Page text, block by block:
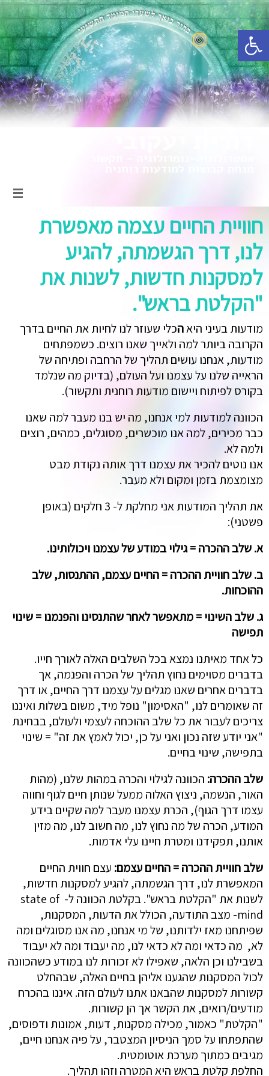
פתח סרגל נגישות
חוויית החיים עצמה מאפשרת
לנו, דרך הגשמתה, להגיע
למסקנות חדשות, לשנות את
"הקלטת בראש".
מודעות בעיני היאהכלי שעוזר לנו לחיות את החיים בדרך
הקרובה ביותר למה ולאייך שאנו רוצים. כשמפתחים
מודעות, אנחנו עושים תהליך של הרחבה ופתיחה של
הראייה שלנו על עצמנו ועל העולם, (בדיוק מה שנלמד
בקורס לפיתוח ויישום מודעות רוחנית ותקשור).
הכוונה למודעות למי אנחנו, מה יש בנו מעבר למה שאנו
כבר מכירים, למה אנו מוכשרים, מסוגלים, כמהים, רוצים
ולמה לא.
אנו נוטים להכיר את עצמנו דרך אותה נקודת מבט
מצומצמת בזמן ומקום ולא מעבר.
את תהליך המודעות אני מחלקת ל- 3 חלקים (באופן
פשטני):
א. שלב ההכרה = גילוי במודע של עצמנו ויכולותינו.
ב. שלב חוויית ההכרה = החיים עצמם, ההתנסות, שלב
ההוכחות.
ג. שלב השינוי = מתאפשר לאחר שהתנסינו והפנמנו = שינוי
תפישה
כל אחד מאיתנו נמצא בכל השלבים האלה לאורך חייו.
בדברים מסוימים נחוץ תהליך של הכרה והפנמה, אך
בדברים אחרים שאנו מגלים על עצמנו דרך החיים, או דרך
זה שאומרים לנו, "האסימון" נופל מיד, משום בשלות ואיננו
צריכים לעבור את כל שלב ההוכחה לעצמי ולעולם, בבחינת
"אני יודע שזה נכון ואני על כן, יכול לאמץ את זה" = שינוי
בתפישה, שינוי בחיים.
שלב ההכרה: הכוונה לגילוי והכרה במהות שלנו, (מהות
האור, הנשמה, ניצוץ האלוה ממעל שנותן חיים לגוף וחווה
עצמו דרך הגוף), הכרת עצמנו מעבר למה שקיים בידע
המודע, הכרה של מה נחוץ לנו, מה חשוב לנו, מה מזין
אותנו, תפקידנו ומטרת חיינו עלי אדמות.
שלב חוויית ההכרה = החיים עצמם: עצם חווית החיים
המאפשרת לנו, דרך הגשמתה, להגיע למסקנות חדשות,
לשנות את "הקלטת בראש". בקלטת הכוונה ל- state of
mind- מצב התודעה, הכולל את הדעות, המסקנות,
שפיתחנו מאז ילדותנו, של מי אנחנו, מה אנו מסוגלים ומה
לא, מה כדאי ומה לא כדאי לנו, מה יעבוד ומה לא יעבוד
בשבילנו וכן הלאה, שאפילו לא זכורות לנו במודע כשהכוונה
לכול המסקנות שהגענו אליהן בחיים האלה, שבהחלט
קשורות למסקנות שהבאנו אתנו לעולם הזה. איננו בהכרח
מודעים/רואים, את הקשר אך הן קשורות.
"הקלטת" כאמור, מכילה מסקנות, דעות, אמונות ודפוסים,
שהתפתחו על סמך הניסיון המצטבר, על פיה אנחנו חיים,
מגיבים כמתוך מערכת אוטומטית.
החלפת קלטת בראש היא המטרה וזהו תהליך.